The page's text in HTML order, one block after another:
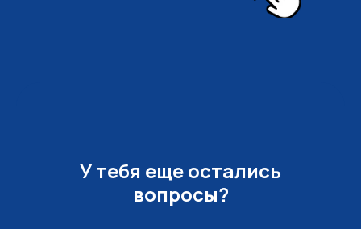
У тебя еще остались
вопросы?